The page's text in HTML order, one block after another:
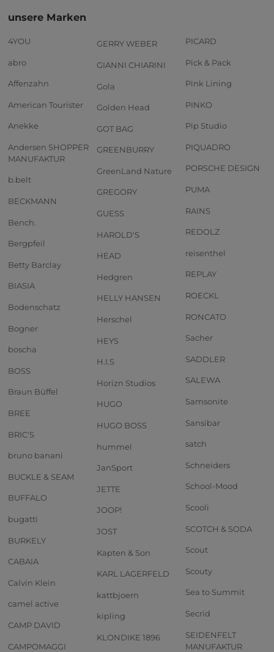
unsere Marken
4YOU
abro
Affenzahn
American Tourister
Anekke
Andersen SHOPPER
MANUFAKTUR
b.belt
BECKMANN
Bench.
Bergpfeil
Betty Barclay
BIASIA
Bodenschatz
Bogner
boscha
BOSS
Braun Büffel
BREE
BRIC'S
bruno banani
BUCKLE & SEAM
BUFFALO
bugatti
BURKELY
CABAIA
Calvin Klein
camel active
CAMP DAVID
CAMPOMAGGI
GERRY WEBER
GIANNI CHIARINI
Gola
Golden Head
GOT BAG
GREENBURRY
GreenLand Nature
GREGORY
GUESS
HAROLD'S
HEAD
Hedgren
HELLY HANSEN
Herschel
HEYS
H.I.S
Horizn Studios
HUGO
HUGO BOSS
hummel
JanSport
JETTE
JOOP!
JOST
Kapten & Son
KARL LAGERFELD
kattbjoern
kipling
KLONDIKE 1896
PICARD
Pick & Pack
Pink Lining
PINKO
Pip Studio
PIQUADRO
PORSCHE DESIGN
PUMA
RAINS
REDOLZ
reisenthel
REPLAY
ROECKL
RONCATO
Sacher
SADDLER
SALEWA
Samsonite
Sansibar
satch
Schneiders
School-Mood
Scooli
SCOTCH & SODA
Scout
Scouty
Sea to Summit
Secrid
SEIDENFELT
MANUFAKTUR